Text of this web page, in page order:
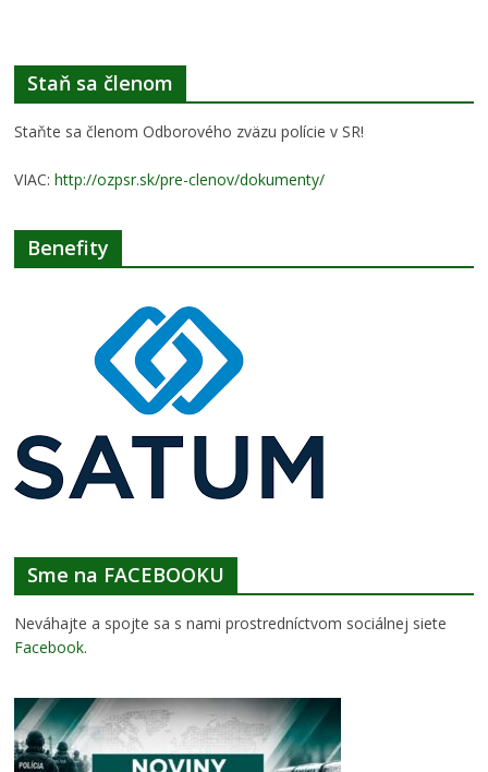
Staň sa členom
Staňte sa členom Odborového zväzu polície v SR!
VIAC:http://ozpsr.sk/pre-clenov/dokumenty/
Benefity
Sme na FACEBOOKU
Neváhajte a spojte sa s nami prostredníctvom sociálnej siete
Facebook.